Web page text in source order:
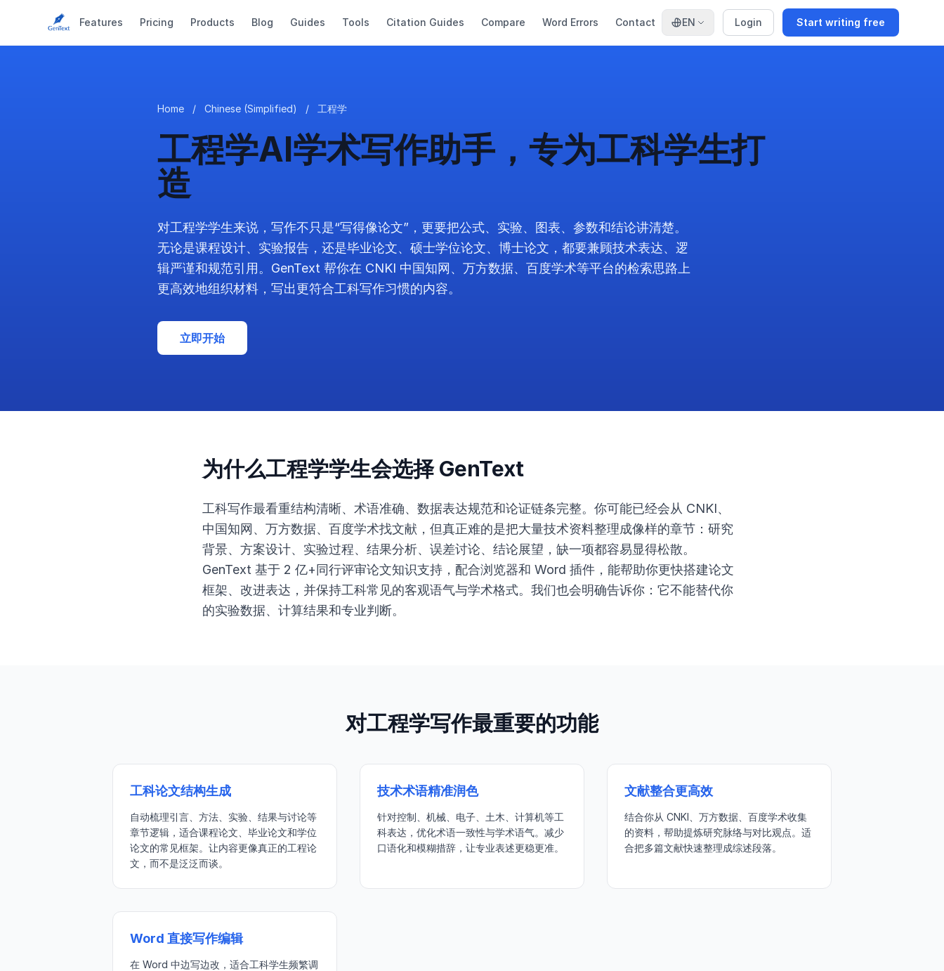
Features Pricing Products Blog Guides Tools Citation Guides Compare Word Errors Contact EN Login Start writing free
Home / Chinese (Simplified) / 工程学
工程学AI学术写作助手，专为工科学生打
造
对工程学学生来说，写作不只是“写得像论文”，更要把公式、实验、图表、参数和结论讲清楚。
无论是课程设计、实验报告，还是毕业论文、硕士学位论文、博士论文，都要兼顾技术表达、逻
辑严谨和规范引用。GenText 帮你在 CNKI 中国知网、万方数据、百度学术等平台的检索思路上
更高效地组织材料，写出更符合工科写作习惯的内容。
立即开始
为什么工程学学生会选择 GenText
工科写作最看重结构清晰、术语准确、数据表达规范和论证链条完整。你可能已经会从 CNKI、
中国知网、万方数据、百度学术找文献，但真正难的是把大量技术资料整理成像样的章节：研究
背景、方案设计、实验过程、结果分析、误差讨论、结论展望，缺一项都容易显得松散。
GenText 基于 2 亿+同行评审论文知识支持，配合浏览器和 Word 插件，能帮助你更快搭建论文
框架、改进表达，并保持工科常见的客观语气与学术格式。我们也会明确告诉你：它不能替代你
的实验数据、计算结果和专业判断。
对工程学写作最重要的功能
工科论文结构生成
自动梳理引言、方法、实验、结果与讨论等
章节逻辑，适合课程论文、毕业论文和学位
论文的常见框架。让内容更像真正的工程论
文，而不是泛泛而谈。
技术术语精准润色
针对控制、机械、电子、土木、计算机等工
科表达，优化术语一致性与学术语气。减少
口语化和模糊措辞，让专业表述更稳更准。
文献整合更高效
结合你从 CNKI、万方数据、百度学术收集
的资料，帮助提炼研究脉络与对比观点。适
合把多篇文献快速整理成综述段落。
Word 直接写作编辑
在 Word 中边写边改，适合工科学生频繁调